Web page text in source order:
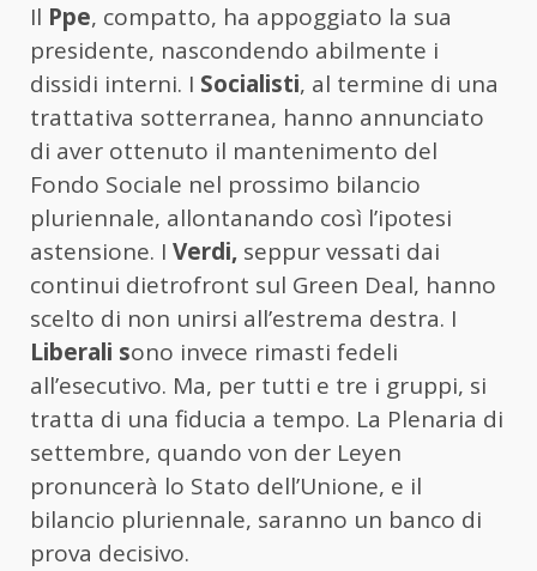
Il Ppe, compatto, ha appoggiato la sua
presidente, nascondendo abilmente i
dissidi interni. I Socialisti, al termine di una
trattativa sotterranea, hanno annunciato
di aver ottenuto il mantenimento del
Fondo Sociale nel prossimo bilancio
pluriennale, allontanando così l’ipotesi
astensione. I Verdi, seppur vessati dai
continui dietrofront sul Green Deal, hanno
scelto di non unirsi all’estrema destra. I
Liberali sono invece rimasti fedeli
all’esecutivo. Ma, per tutti e tre i gruppi, si
tratta di una fiducia a tempo. La Plenaria di
settembre, quando von der Leyen
pronuncerà lo Stato dell’Unione, e il
bilancio pluriennale, saranno un banco di
prova decisivo.